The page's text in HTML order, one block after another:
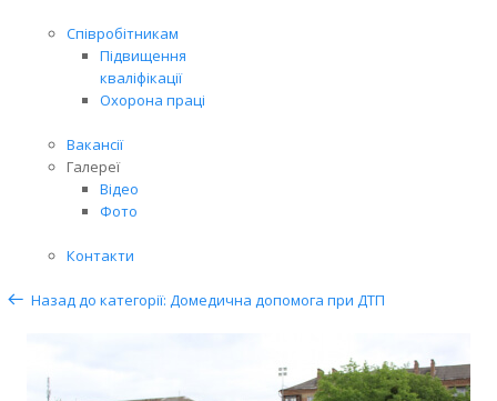
Співробітникам
Підвищення
кваліфікації
Охорона праці
Вакансії
Галереї
Відео
Фото
Контакти
Назад до категорії: Домедична допомога при ДТП